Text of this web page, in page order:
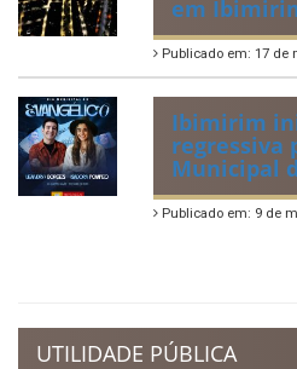
em
Publicado em: 17 de
Ibimirim
regressiva
Municipal
Publicado em: 9 de
UTILIDADE PÚBLICA